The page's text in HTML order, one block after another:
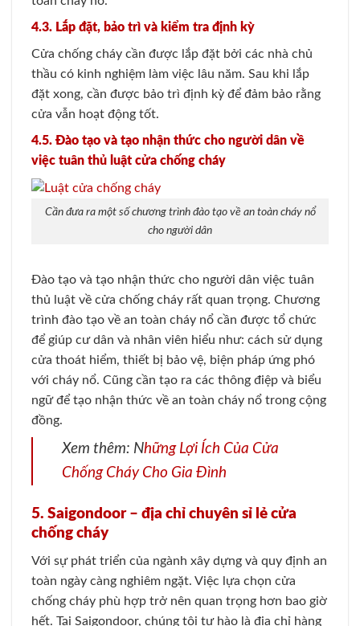
4.3. Lắp đặt, bảo trì và kiểm tra định kỳ
Cửa chống cháy cần được lắp đặt bởi các nhà chủ
thầu có kinh nghiệm làm việc lâu năm. Sau khi lắp
đặt xong, cần được bảo trì định kỳ để đảm bảo rằng
cửa vẫn hoạt động tốt.
4.5. Đào tạo và tạo nhận thức cho người dân về
việc tuân thủ luật cửa chống cháy
Cần đưa ra một số chương trình đào tạo về an toàn cháy nổ
cho người dân
Đào tạo và tạo nhận thức cho người dân việc tuân
thủ luật về cửa chống cháy rất quan trọng. Chương
trình đào tạo về an toàn cháy nổ cần được tổ chức
để giúp cư dân và nhân viên hiểu như: cách sử dụng
cửa thoát hiểm, thiết bị bảo vệ, biện pháp ứng phó
với cháy nổ. Cũng cần tạo ra các thông điệp và biểu
ngữ để tạo nhận thức về an toàn cháy nổ trong cộng
đồng.
Xem thêm: Những Lợi Ích Của Cửa
Chống Cháy Cho Gia Đình
5. Saigondoor – địa chỉ chuyên sỉ lẻ cửa
chống cháy
Với sự phát triển của ngành xây dựng và quy định an
toàn ngày càng nghiêm ngặt. Việc lựa chọn cửa
chống cháy phù hợp trở nên quan trọng hơn bao giờ
hết. Tại Saigondoor, chúng tôi tự hào là địa chỉ hàng